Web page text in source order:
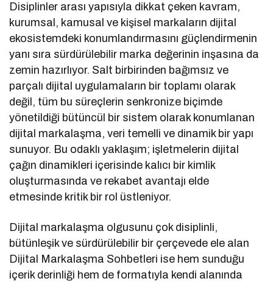
Disiplinler arası yapısıyla dikkat çeken kavram,
kurumsal, kamusal ve kişisel markaların dijital
ekosistemdeki konumlandırmasını güçlendirmenin
yanı sıra sürdürülebilir marka değerinin inşasına da
zemin hazırlıyor. Salt birbirinden bağımsız ve
parçalı dijital uygulamaların bir toplamı olarak
değil, tüm bu süreçlerin senkronize biçimde
yönetildiği bütüncül bir sistem olarak konumlanan
dijital markalaşma, veri temelli ve dinamik bir yapı
sunuyor. Bu odaklı yaklaşım; işletmelerin dijital
çağın dinamikleri içerisinde kalıcı bir kimlik
oluşturmasında ve rekabet avantajı elde
etmesinde kritik bir rol üstleniyor.
Dijital markalaşma olgusunu çok disiplinli,
bütünleşik ve sürdürülebilir bir çerçevede ele alan
Dijital Markalaşma Sohbetleri ise hem sunduğu
içerik derinliği hem de formatıyla kendi alanında